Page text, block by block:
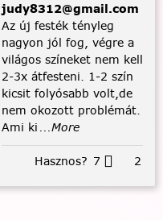
judy8312@gmail.com
Az új festék tényleg
nagyon jól fog, végre a
világos színeket nem kell
2-3x átfesteni. 1-2 szín
kicsit folyósabb volt,de
nem okozott problémát.
Ami ki ...More
Hasznos? 7 2